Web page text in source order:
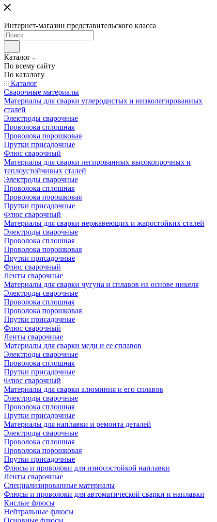
Интернет-магазин представительского класса
Каталог
По всему сайту
По каталогу
Каталог
Сварочные материалы
Материалы для сварки углеродистых и низколегированных
сталей
Электроды сварочные
Проволока сплошная
Проволока порошковая
Прутки присадочные
Флюс сварочный
Материалы для сварки легированных высокопрочных и
теплоустойчивых сталей
Электроды сварочные
Проволока сплошная
Проволока порошковая
Прутки присадочные
Флюс сварочный
Материалы для сварки нержавеющих и жаростойких сталей
Электроды сварочные
Проволока сплошная
Проволока порошковая
Прутки присадочные
Флюс сварочный
Ленты сварочные
Материалы для сварки чугуна и сплавов на основе никеля
Электроды сварочные
Проволока сплошная
Проволока порошковая
Прутки присадочные
Флюс сварочный
Ленты сварочные
Материалы для сварки меди и ее сплавов
Электроды сварочные
Проволока сплошная
Прутки присадочные
Флюс сварочный
Материалы для сварки алюминия и его сплавов
Электроды сварочные
Проволока сплошная
Прутки присадочные
Материалы для наплавки и ремонта деталей
Электроды сварочные
Проволока сплошная
Проволока порошковая
Прутки присадочные
Флюсы и проволоки для износостойкой наплавки
Ленты сварочные
Специализированные материалы
Флюсы и проволоки для автоматической сварки и наплавки
Кислые флюсы
Нейтральные флюсы
Основные флюсы